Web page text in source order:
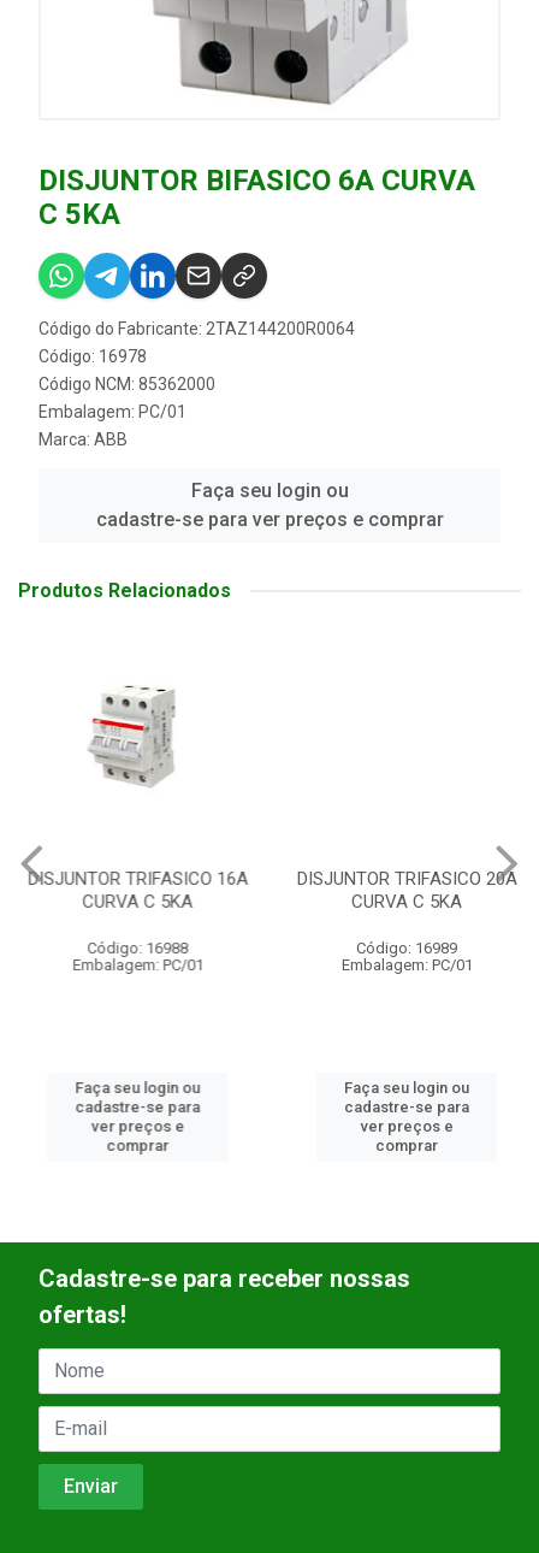
DISJUNTOR BIFASICO 6A CURVA
C 5KA
Código do Fabricante: 2TAZ144200R0064
Código: 16978
Código NCM: 85362000
Embalagem: PC/01
Marca: ABB
Faça seu login ou
cadastre-se para ver preços e comprar
Produtos Relacionados
DISJUNTOR TRIFASICO 16A
CURVA C 5KA
Código: 16988
Embalagem: PC/01
Faça seu login ou
cadastre-se para
ver preços e
comprar
DISJUNTOR TRIFASICO 20A
CURVA C 5KA
Código: 16989
Embalagem: PC/01
Faça seu login ou
cadastre-se para
ver preços e
comprar
Cadastre-se para receber nossas
ofertas!